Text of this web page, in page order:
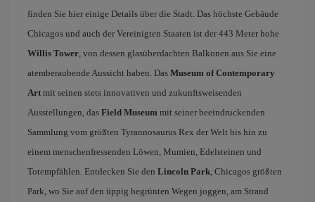
finden Sie hier einige Details über die Stadt. Das höchste Gebäude
Chicagos und auch der Vereinigten Staaten ist der 443 Meter hohe
Willis Tower, von dessen glasüberdachten Balkonen aus Sie eine
atemberaubende Aussicht haben. Das Museum of Contemporary
Art mit seinen stets innovativen und zukunftsweisenden
Ausstellungen, das Field Museum mit seiner beeindruckenden
Sammlung vom größten Tyrannosaurus Rex der Welt bis hin zu
einem menschenfressenden Löwen, Mumien, Edelsteinen und
Totempfählen. Entdecken Sie den Lincoln Park, Chicagos größten
Park, wo Sie auf den üppig begrünten Wegen joggen, am Strand